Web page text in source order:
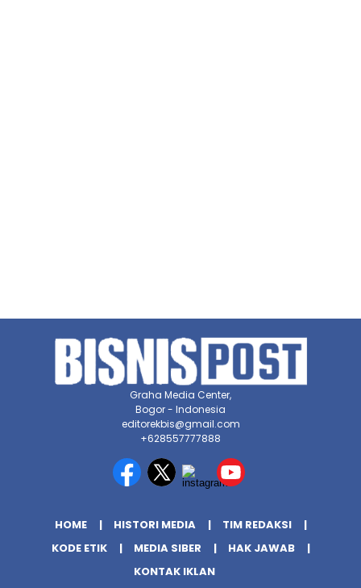
Graha Media Center,
Bogor - Indonesia
editorekbis@gmail.com
+628557777888
HOME HISTORI MEDIA
TIM REDAKSI
KODE ETIK
MEDIA SIBER
HAK JAWAB
KONTAK IKLAN